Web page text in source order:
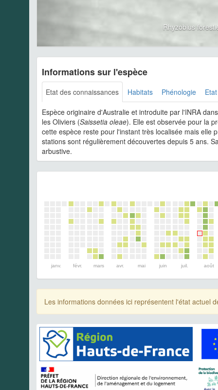
Rhyzobius
Informations sur l'espèce
Etat des connaissances Habitats Phénologie
Espèce originaire d'Australie et introduite par l'INRA
les Oliviers (Saissetia oleae). Elle est observée pour la
cette espèce reste pour l'instant très localisée mais elle
stations sont régulièrement découvertes depuis 5 ans.
arbustive.
janv. févr. mars avr. mai juin juil. août
Les informations données ici représentent l'état actuel